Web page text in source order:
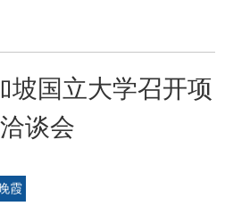
坡国立大学召开项
谈会
霞